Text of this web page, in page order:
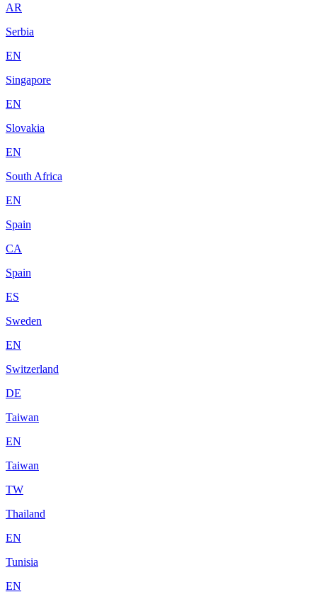
AR
Serbia
EN
Singapore
EN
Slovakia
EN
South Africa
EN
Spain
CA
Spain
ES
Sweden
EN
Switzerland
DE
Taiwan
EN
Taiwan
TW
Thailand
EN
Tunisia
EN